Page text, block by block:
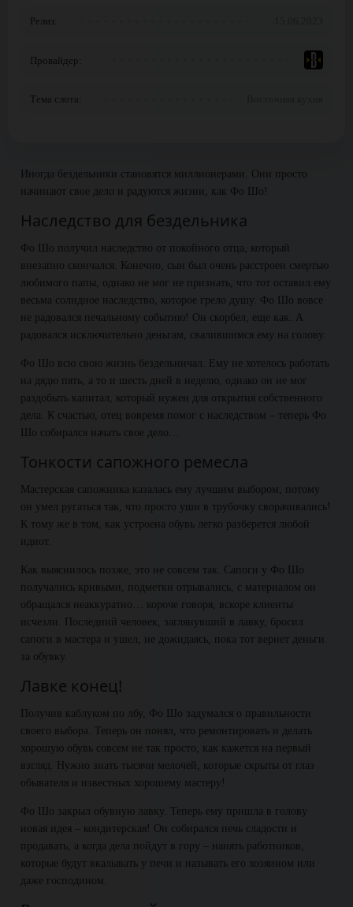
Релиз:
Провайдер:
Тема слота:
Иногда бездельники становятся миллионерами. Они просто
начинают свое дело и радуются жизни, как Фо Шо!
Наследство для бездельника
Фо Шо получил наследство от покойного отца, который
внезапно скончался. Конечно, сын был очень расстроен смертью
любимого папы, однако не мог не признать, что тот оставил ему
весьма солидное наследство, которое грело душу. Фо Шо вовсе
не радовался печальному событию! Он скорбел, еще как. А
радовался исключительно деньгам, свалившимся ему на голову.
Фо Шо всю свою жизнь бездельничал. Ему не хотелось работать
на дядю пять, а то и шесть дней в неделю, однако он не мог
раздобыть капитал, который нужен для открытия собственного
дела. К счастью, отец вовремя помог с наследством – теперь Фо
Шо собирался начать свое дело…
Тонкости сапожного ремесла
Мастерская сапожника казалась ему лучшим выбором, потому
он умел ругаться так, что просто уши в трубочку сворачивались!
К тому же в том, как устроена обувь легко разберется любой
идиот.
Как выяснилось позже, это не совсем так. Сапоги у Фо Шо
получались кривыми, подметки отрывались, с материалом он
обращался неаккуратно… короче говоря, вскоре клиенты
исчезли. Последний человек, заглянувший в лавку, бросил
сапоги в мастера и ушел, не дожидаясь, пока тот вернет деньги
за обувку.
Лавке конец!
Получив каблуком по лбу, Фо Шо задумался о правильности
своего выбора. Теперь он понял, что ремонтировать и делать
хорошую обувь совсем не так просто, как кажется на первый
взгляд. Нужно знать тысячи мелочей, которые скрыты от глаз
обывателя и известных хорошему мастеру!
Фо Шо закрыл обувную лавку. Теперь ему пришла в голову
новая идея – кондитерская! Он собирался печь сладости и
продавать, а когда дела пойдут в гору – нанять работников,
которые будут вкалывать у печи и называть его хозяином или
даже господином.